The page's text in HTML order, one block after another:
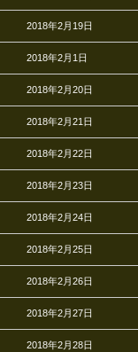
2018年2月19日
2018年2月1日
2018年2月20日
2018年2月21日
2018年2月22日
2018年2月23日
2018年2月24日
2018年2月25日
2018年2月26日
2018年2月27日
2018年2月28日